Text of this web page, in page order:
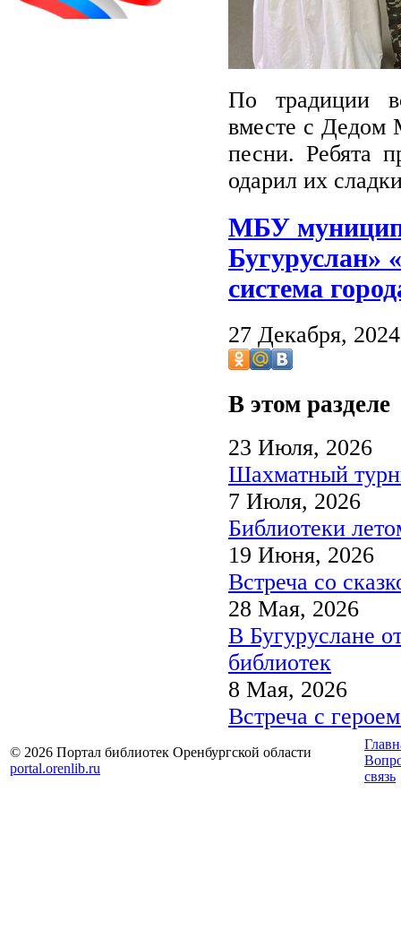
По традиции
вместе с Дедом
песни. Ребята
одарил их
МБУ
Бугуруслан»
система
27 Декабря,
В этом разделе
23 Июля, 2026
Шахматный
7 Июля, 2026
Библиотеки
19 Июня, 2026
Встреча со
28 Мая, 2026
В Бугуруслане
библиотек
8 Мая, 2026
Встреча с
© 2026 Портал библиотек Оренбургской области
portal.orenlib.ru
связь